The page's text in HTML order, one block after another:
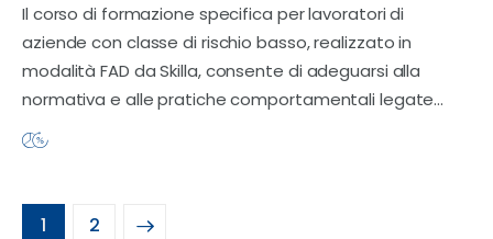
Il corso di formazione specifica per lavoratori di
aziende con classe di rischio basso, realizzato in
modalità FAD da Skilla, consente di adeguarsi alla
normativa e alle pratiche comportamentali legate…
1 2